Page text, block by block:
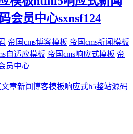
会员中心sxnsf124
帝国cms博客模板 帝国cms新闻模板
自适应模板 帝国cms响应式模板 帝
员中心